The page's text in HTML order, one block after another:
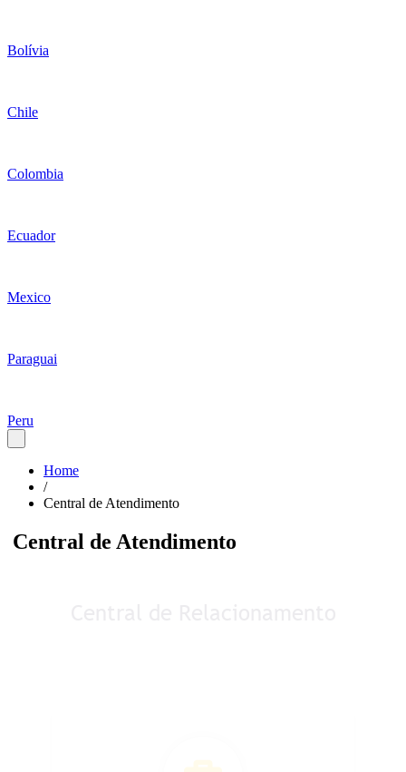
Bolívia
Chile
Colombia
Ecuador
Mexico
Paraguai
Peru
Home
/
Central de Atendimento
Central de Atendimento